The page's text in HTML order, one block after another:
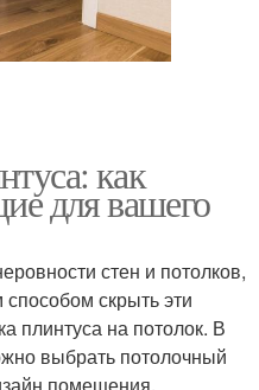
как
для вашего
стен и потолков,
скрыть эти
плинтуса на потолок. В
выбрать потолочный
помещения.